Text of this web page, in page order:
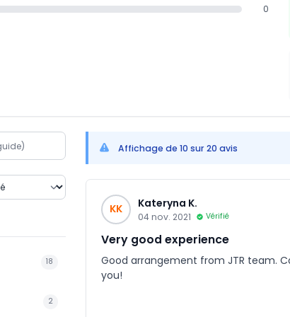
0
18
2
Affichage de 10 sur 20 avis
KK Kateryna K.
04 nov. 2021 Vérifié
Very good experience
Good arrangement from JTR team.
you!